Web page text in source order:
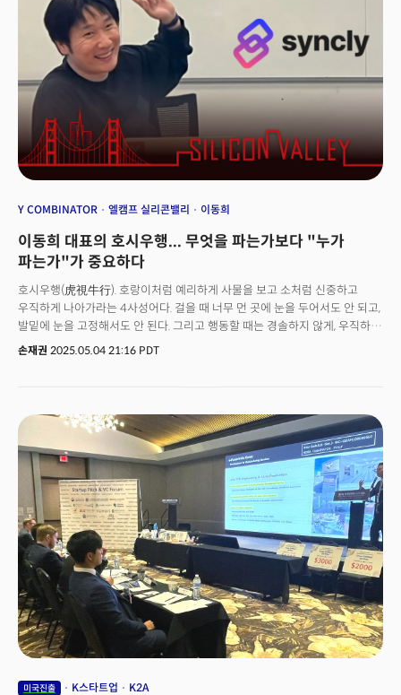
김진우 대표의 라이너는 미국 실리콘밸리 벤처캐피털 a16z가 조사한 100대
생성AI검색 서비스에서 세계 2위까지 오른 서비스다. 사용자들이 웹 문서에서
중요한 부분을 하이라이트하는 기능과 함께 이를 통해 축적된 데이터를
기반으로 신뢰할 수 있는 정보를 제공한다. 라이너의 전체 사용자 중 약 95%
가 해외 사용자로 특히 미국의 대학, 연구소 등에서 활발히 사용되고 있다.
Y COMBINATOR 엘캠프 실리콘밸리 이동희
이동희 대표의 호시우행... 무엇을 파는가보다 "누가
파는가"가 중요하다
호시우행(虎視牛行). 호랑이처럼 예리하게 사물을 보고 소처럼 신중하고
우직하게 나아가라는 4사성어다. 걸을 때 너무 먼 곳에 눈을 두어서도 안 되고,
발밑에 눈을 고정해서도 안 된다. 그리고 행동할 때는 경솔하지 않게, 우직하게
움직여야 만리를 간다(멀리간다)는 뜻이다. 수아랩을 성공적으로 엑싯한 뒤,
실리콘밸리 전략이 바로 '호시우행'과 같았다. 이동희 대표는 지난 4월 22일
(현지시각) 롯데벤처스와 더밀크가 주최하는 한국 스타트업의 글로벌 사업
진출을 지원하는 액셀러레이팅 프로그램 ‘엘캠프 실리콘밸리 4기’ 프로그램
연사로 나와 YC에서의 경험과 그 이후 미국 시장 도전기를 가감없이 전달했다.
딥블루닷의 싱클리(Syncly)는 생성AI 기술을 기반으로 다양한 고객 피드백
데이터를 분석하여 기업이 핵심 인사이트를 도출할 수 있도록 지원하는 SaaS
솔루션이다. 더밀크는 이동희 대표의 강연을 토대로, 한국 스타트업이 글로벌
시장에서 살아남기 위해 반드시 고려해야 할 5가지 '호시우행'의 전략적
인사이트를 정리했다.
손재권 2025.05.04 21:16 PDT
미국진출 K스타트업 K2A